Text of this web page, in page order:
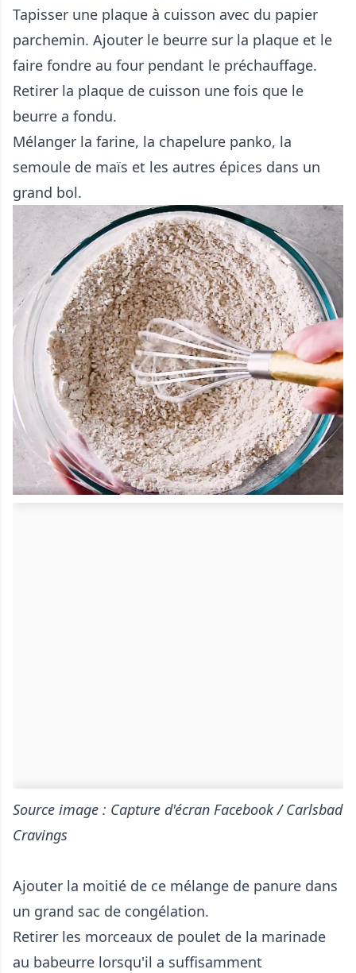
Tapisser une plaque à cuisson avec du papier
parchemin. Ajouter le beurre sur la plaque et le
faire fondre au four pendant le préchauffage.
Retirer la plaque de cuisson une fois que le
beurre a fondu.
Mélanger la farine, la chapelure panko, la
semoule de maïs et les autres épices dans un
grand bol.
Source image : Capture d'écran Facebook / Carlsbad
Cravings
Ajouter la moitié de ce mélange de panure dans
un grand sac de congélation.
Retirer les morceaux de poulet de la marinade
au babeurre lorsqu'il a suffisamment